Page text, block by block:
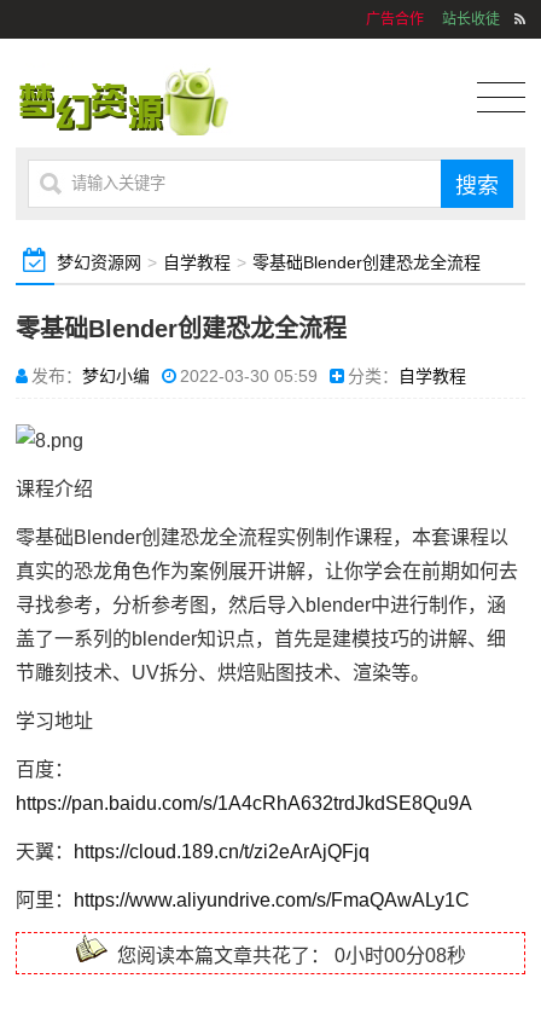
广告合作 站长收徒
梦幻资源网 > 自学教程 > 零基础Blender创建恐龙全流程
零基础Blender创建恐龙全流程
发布：梦幻小编 2022-03-30 05:59 分类： 自学教程
课程介绍
零基础Blender创建恐龙全流程实例制作课程，本套课程以
真实的恐龙角色作为案例展开讲解，让你学会在前期如何去
寻找参考，分析参考图，然后导入blender中进行制作，涵
盖了一系列的blender知识点，首先是建模技巧的讲解、细
节雕刻技术、UV拆分、烘焙贴图技术、渲染等。
学习地址
百度：
https://pan.baidu.com/s/1A4cRhA632trdJkdSE8Qu9A
天翼： https://cloud.189.cn/t/zi2eArAjQFjq
阿里： https://www.aliyundrive.com/s/FmaQAwALy1C
您阅读本篇文章共花了： 0小时00分08秒